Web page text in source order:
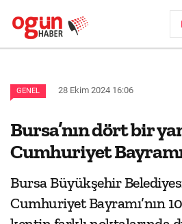
GENEL 28 Ekim 2024 16:06
Bursa’nın dört bir
Cumhuriyet
Bursa Büyükşehir
Cumhuriyet Bayramı’nın